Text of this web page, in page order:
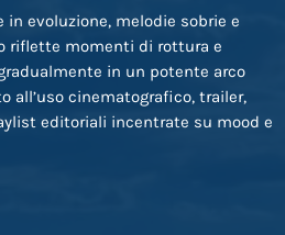
evoluzione, melodie sobrie e
riflette momenti di rottura e
in un potente arco
all’uso cinematografico, trailer,
editoriali incentrate su mood e